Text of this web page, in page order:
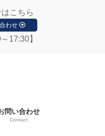
こちら
わせ
17:30】
問い合わせ
Contact